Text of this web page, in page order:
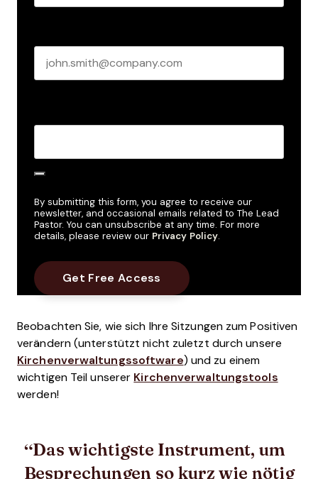
By submitting this form, you agree to receive our
newsletter, and occasional emails related to The Lead
Pastor. You can unsubscribe at any time. For more
details, please review our Privacy Policy.
Beobachten Sie, wie sich Ihre Sitzungen zum Positiven
verändern (unterstützt nicht zuletzt durch unsere
Kirchenverwaltungssoftware) und zu einem
wichtigen Teil unserer Kirchenverwaltungstools
werden!
Das wichtigste Instrument, um
Besprechungen so kurz wie nötig